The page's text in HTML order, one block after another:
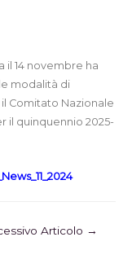
il 14 novembre ha
modalità di
Comitato Nazionale
il quinquennio 2025-
Articolo →